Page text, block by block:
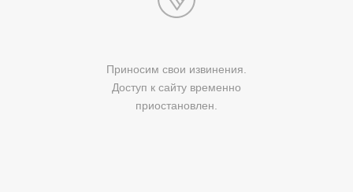
Приносим свои извинения.
Доступ к сайту временно
приостановлен.